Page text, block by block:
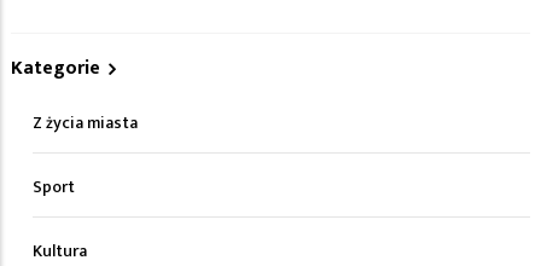
Kategorie
Z życia miasta
Sport
Kultura